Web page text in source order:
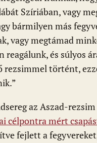
Szíriában, vagy
bármilyen más
vagy megtámad
reagálunk, és súlyos
rezsimmel történt,
az Aszad-
célpontra mért
fejlett a